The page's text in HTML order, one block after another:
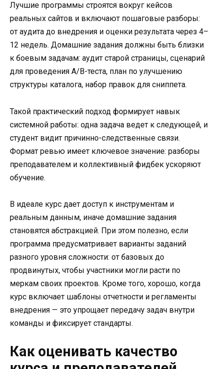
Лучшие программы строятся вокруг кейсов
реальных сайтов и включают пошаговые разборы:
от аудита до внедрения и оценки результата через 4–
12 недель. Домашние задания должны быть близки
к боевым задачам: аудит старой страницы, сценарий
для проведения A/B-теста, план по улучшению
структуры каталога, набор правок для сниппета.
Такой практический подход формирует навык
системной работы: одна задача ведет к следующей, и
студент видит причинно-следственные связи.
Формат ревью имеет ключевое значение: разборы
преподавателем и коллективный фидбек ускоряют
обучение.
В идеале курс дает доступ к инструментам и
реальным данным, иначе домашние задания
становятся абстракцией. При этом полезно, если
программа предусматривает варианты заданий
разного уровня сложности: от базовых до
продвинутых, чтобы участники могли расти по
меркам своих проектов. Кроме того, хорошо, когда
курс включает шаблоны отчетности и регламенты
внедрения — это упрощает передачу задач внутри
команды и фиксирует стандарты.
Как оценивать качество